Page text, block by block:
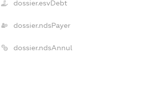
dossier.esvDebt
dossier.ndsPayer
dossier.ndsAnnul